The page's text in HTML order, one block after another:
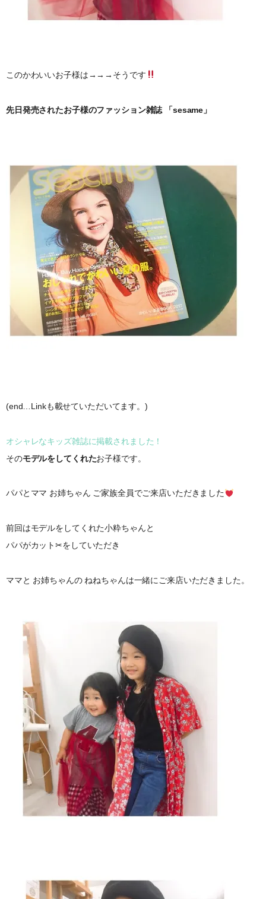
このかわいいお子様は→→→そうです
先日発売されたお子様のファッション雑誌 「sesame」
(end…Linkも載せていただいてます。)
オシャレなキッズ雑誌に掲載されました！
そのモデルをしてくれたお子様です。
パパとママ お姉ちゃん ご家族全員でご来店いただきました
前回はモデルをしてくれた小粋ちゃんと
パパがカット✂︎をしていただき
ママと お姉ちゃんの ねねちゃんは一緒にご来店いただきました。